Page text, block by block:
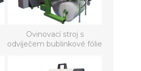
Ovinovací stroj s
odvíječem bublinkové fólie